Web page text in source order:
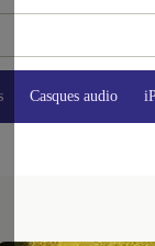
Casques audio